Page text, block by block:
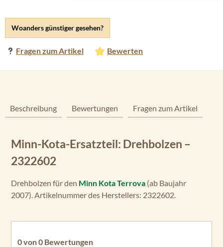
Woanders günstiger gesehen?
Fragen zum Artikel Bewerten
Beschreibung Bewertungen Fragen zum Artikel
Minn-Kota-Ersatzteil: Drehbolzen –
2322602
Drehbolzen für den Minn Kota Terrova (ab Baujahr
2007). Artikelnummer des Herstellers: 2322602.
0 von 0 Bewertungen